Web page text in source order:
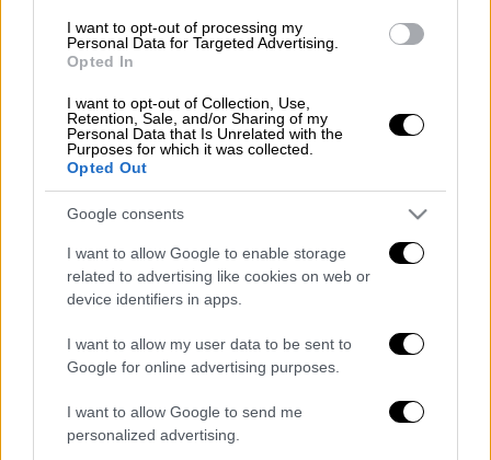
I want to opt-out of processing my
Personal Data for Targeted Advertising.
Opted In
I want to opt-out of Collection, Use,
Retention, Sale, and/or Sharing of my
Personal Data that Is Unrelated with the
Purposes for which it was collected.
Opted Out
Google consents
I want to allow Google to enable storage
related to advertising like cookies on web or
device identifiers in apps.
I want to allow my user data to be sent to
Google for online advertising purposes.
I want to allow Google to send me
personalized advertising.
Σημειώνεται ότι η Όλγα Τρέμη επέστρεψε
στη δημόσια τηλεόραση με μία εκπομπή που
Η παραγωγή θα πάρει 97.128 ευρώ για τις
πρώτες 19 φετινές εκπομπές. Ενώ και η ΕΡΤ
θα χρειαστεί ως κόστος άλλα 9.414 ευρώ.
Για το 2020 και επιπλέον 176 εκπομπές, η
παραγωγή θα πληρωθεί 617.000 ευρώ, ενώ
και η ΕΡΤ θα συνεισφέρει επιπλέον 87.200
ευρώ. Όσο για τα σκηνικά της εκπομπής,
σύμφωνα με τη Διαύγεια , θα κοστίσουν
περίπου 32.000 ευρώ.
Δίπλα στην παρουσιάστρια βρίσκονται οι
δημοσιογράφοι Αντώνης Δελατόλλας και